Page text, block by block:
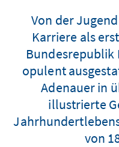
Von der
Karriere als
Bundesrepublik
opulent
Adenauer in
illustrierte
von